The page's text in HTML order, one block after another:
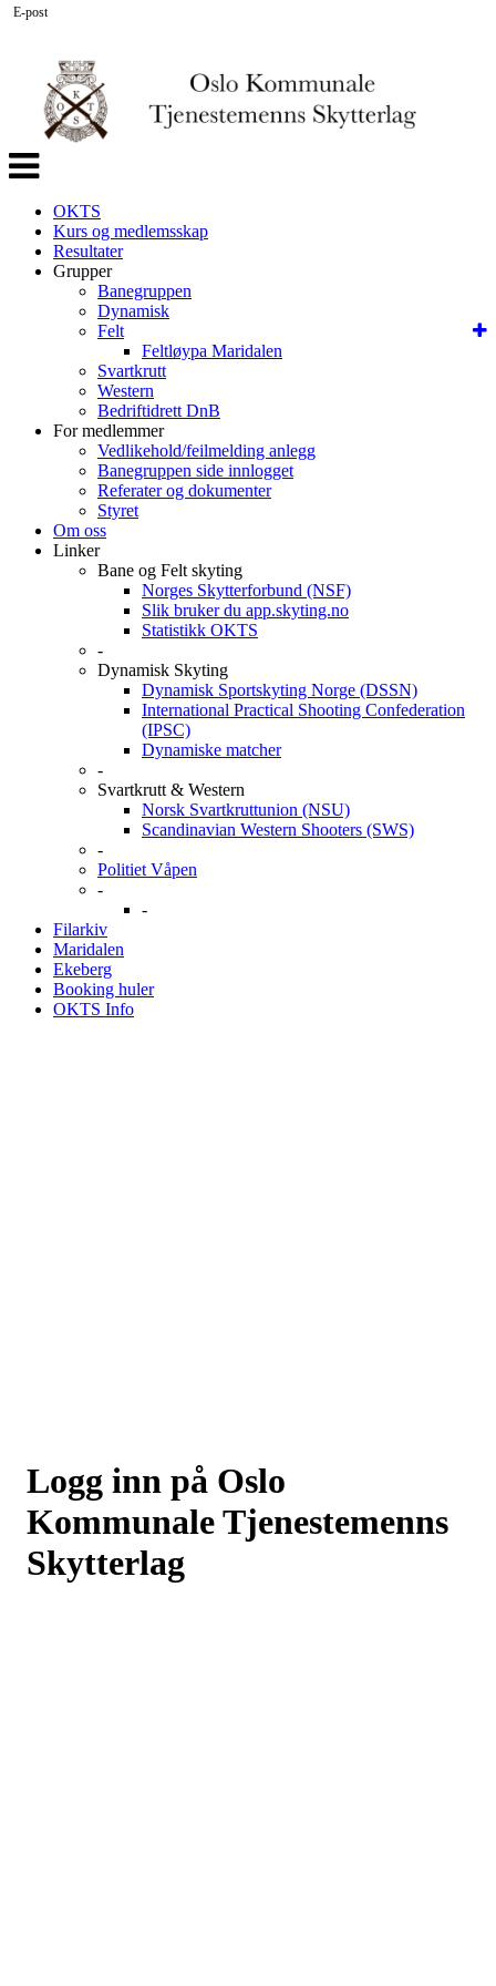
Veksle
navigasjon
OKTS
Kurs og medlemsskap
Resultater
Grupper
Banegruppen
Dynamisk
Felt
Feltløypa Maridalen
Svartkrutt
Western
Bedriftidrett DnB
For medlemmer
Vedlikehold/feilmelding anlegg
Banegruppen side innlogget
Referater og dokumenter
Styret
Om oss
Linker
Bane og Felt skyting
Norges Skytterforbund (NSF)
Slik bruker du app.skyting.no
Statistikk OKTS
-
Dynamisk Skyting
Dynamisk Sportskyting Norge (DSSN)
International Practical Shooting Confederation
(IPSC)
Dynamiske matcher
-
Svartkrutt & Western
Norsk Svartkruttunion (NSU)
Scandinavian Western Shooters (SWS)
-
Politiet Våpen
-
-
Filarkiv
Maridalen
Ekeberg
Booking huler
OKTS Info
Logg inn på Oslo
Kommunale Tjenestemenns
Skytterlag
E-post